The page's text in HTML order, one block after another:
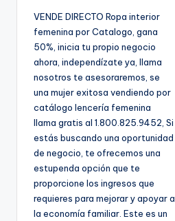
VENDE DIRECTO Ropa interior
femenina por Catalogo, gana
50%, inicia tu propio negocio
ahora, independízate ya, llama
nosotros te asesoraremos, se
una mujer exitosa vendiendo por
catálogo lencería femenina
llama gratis al 1.800.825.9452, Si
estás buscando una oportunidad
de negocio, te ofrecemos una
estupenda opción que te
proporcione los ingresos que
requieres para mejorar y apoyar a
la economía familiar. Este es un